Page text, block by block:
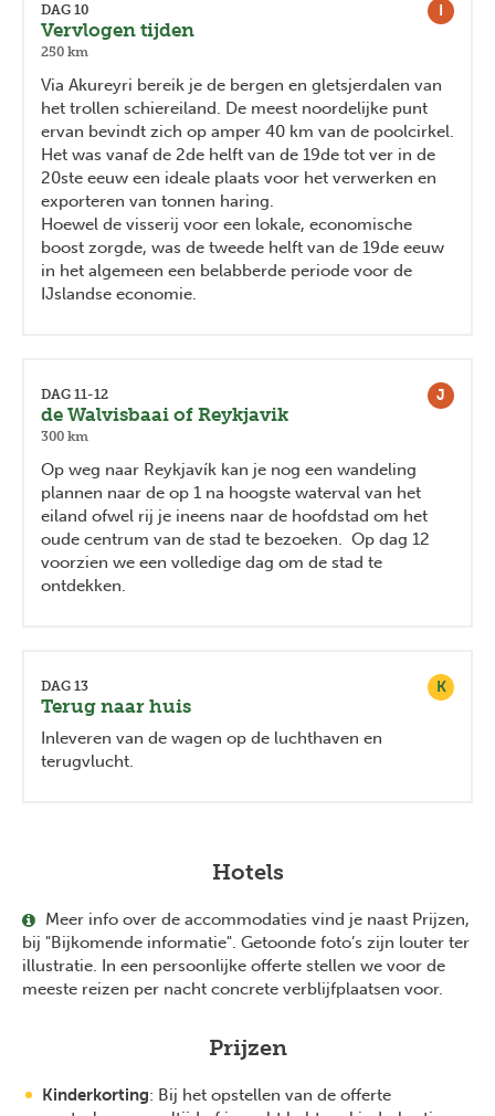
I
DAG 10
Vervlogen tijden
250 km
Via Akureyri bereik je de bergen en gletsjerdalen van
het trollen schiereiland. De meest noordelijke punt
ervan bevindt zich op amper 40 km van de poolcirkel.
Het was vanaf de 2de helft van de 19de tot ver in de
20ste eeuw een ideale plaats voor het verwerken en
exporteren van tonnen haring.
Hoewel de visserij voor een lokale, economische
boost zorgde, was de tweede helft van de 19de eeuw
in het algemeen een belabberde periode voor de
IJslandse economie.
J
DAG 11-12
de Walvisbaai of Reykjavik
300 km
Op weg naar Reykjavík kan je nog een wandeling
plannen naar de op 1 na hoogste waterval van het
eiland ofwel rij je ineens naar de hoofdstad om het
oude centrum van de stad te bezoeken. Op dag 12
voorzien we een volledige dag om de stad te
ontdekken.
K
DAG 13
Terug naar huis
Inleveren van de wagen op de luchthaven en
terugvlucht.
Hotels
Meer info over de accommodaties vind je naast Prijzen,
bij "Bijkomende informatie". Getoonde foto’s zijn louter ter
illustratie. In een persoonlijke offerte stellen we voor de
meeste reizen per nacht concrete verblijfplaatsen voor.
Prijzen
Kinderkorting: Bij het opstellen van de offerte
Previous